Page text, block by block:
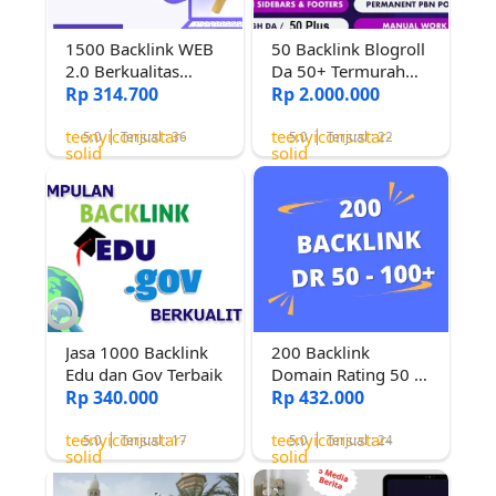
1500 Backlink WEB
2.0 Berkualitas
tinggi Untuk
Rp 314.700
teenyicons:star-
solid
5.0 Terjual : 36
50 Backlink Blogroll
Da 50+ Termurah
Bergaransi
Rp 2.000.000
teenyicons:star-
solid
5.0 Terjual : 22
Jasa 1000 Backlink
Edu dan Gov Terbaik
Rp 340.000
teenyicons:star-
solid
5.0 Terjual : 17
200 Backlink
Domain Rating 50 -
100++
Rp 432.000
teenyicons:star-
solid
5.0 Terjual : 24